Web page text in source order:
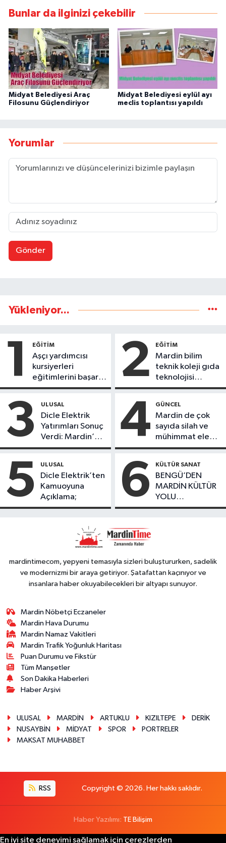
Bunlar da ilginizi çekebilir
Midyat Belediyesi Araç
Filosunu Güçlendiriyor
Midyat Belediyesi eylül ayı
meclis toplantısı yapıldı
Yorumlar
Gönder
Yükleniyor...
1 EĞİTİM
Aşçı yardımcısı
kursiyerleri
eğitimlerini başarı
ile tamamladı
2 EĞİTİM
Mardin bilim
teknik koleji gıda
teknolojisi
öğrencileri
ürünlerini satarak
köydeki
çoçuklara kitap
desteğinde
bulundu
3 ULUSAL
Dicle Elektrik
Yatırımları Sonuç
Verdi: Mardin’de
Kayıp Kaçak
Düşüş
4 GÜNCEL
Mardin de çok
sayıda silah ve
mühimmat ele
geçirildi
5 ULUSAL
Dicle Elektrik’ten
Kamuoyuna
Açıklama;
6 KÜLTÜR SANAT
BENGÜ’DEN
MARDİN KÜLTÜR
YOLU
FESTIVALİ’NDE
mardintimecom, yepyeni temasıyla sizleri buluştururken, sadelik
ve modernizmi bir araya getiriyor. Şatafattan kaçınıyor ve
insanlara haber okuyabilecekleri bir altyapı sunuyor.
Mardin Nöbetçi Eczaneler
Mardin Hava Durumu
Mardin Namaz Vakitleri
Mardin Trafik Yoğunluk Haritası
Puan Durumu ve Fikstür
Tüm Manşetler
Son Dakika Haberleri
Haber Arşivi
ULUSAL MARDİN ARTUKLU KIZILTEPE
DERİK
NUSAYBİN
MİDYAT SPOR
PORTRELER
MAKSAT MUHABBET
RSS Copyright © 2026. Her hakkı saklıdır.
Haber Yazılımı: TE Bilişim
En iyi site deneyimi sağlamak için çerezlerden